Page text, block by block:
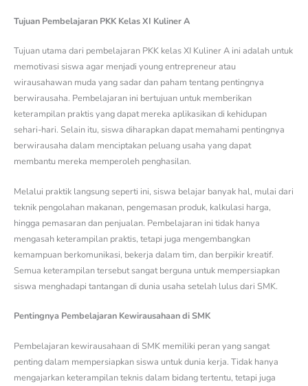
Tujuan Pembelajaran PKK Kelas XI Kuliner A
Tujuan utama dari pembelajaran PKK kelas XI Kuliner A ini adalah untuk
memotivasi siswa agar menjadi young entrepreneur atau
wirausahawan muda yang sadar dan paham tentang pentingnya
berwirausaha. Pembelajaran ini bertujuan untuk memberikan
keterampilan praktis yang dapat mereka aplikasikan di kehidupan
sehari-hari. Selain itu, siswa diharapkan dapat memahami pentingnya
berwirausaha dalam menciptakan peluang usaha yang dapat
membantu mereka memperoleh penghasilan.
Melalui praktik langsung seperti ini, siswa belajar banyak hal, mulai dari
teknik pengolahan makanan, pengemasan produk, kalkulasi harga,
hingga pemasaran dan penjualan. Pembelajaran ini tidak hanya
mengasah keterampilan praktis, tetapi juga mengembangkan
kemampuan berkomunikasi, bekerja dalam tim, dan berpikir kreatif.
Semua keterampilan tersebut sangat berguna untuk mempersiapkan
siswa menghadapi tantangan di dunia usaha setelah lulus dari SMK.
Pentingnya Pembelajaran Kewirausahaan di SMK
Pembelajaran kewirausahaan di SMK memiliki peran yang sangat
penting dalam mempersiapkan siswa untuk dunia kerja. Tidak hanya
mengajarkan keterampilan teknis dalam bidang tertentu, tetapi juga